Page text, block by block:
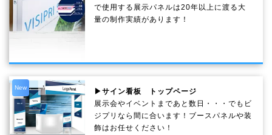
で使用する展示パネルは20年以上に渡る大
量の制作実績があります！
New
▶サイン看板 トップページ
展示会やイベントまであと数日・・・でもビ
ジプリなら間に合います！ブースパネルや装
飾はお任せください！